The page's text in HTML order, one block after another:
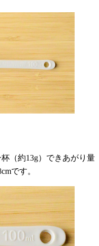
（約13g）できあがり量
です。